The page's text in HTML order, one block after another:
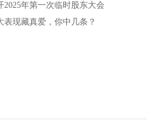
2025年第一次临时股东大会
表现藏真爱，你中几条？